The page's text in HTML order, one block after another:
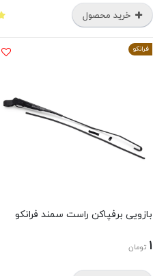
خرید محصول
فرانکو
بازویی برفپاکن راست سمند فرانکو
1 تومان